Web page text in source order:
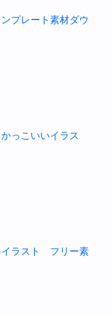
レート素材ダウ
こいいイラス
ラスト フリー素